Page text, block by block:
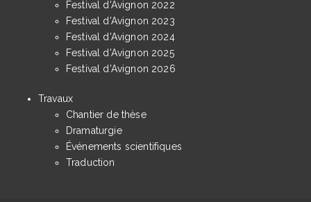
Festival d'Avignon 2022
Festival d'Avignon 2023
Festival d'Avignon 2024
Festival d'Avignon 2025
Festival d'Avignon 2026
Travaux
Chantier de thèse
Dramaturgie
Événements scientifiques
Traduction